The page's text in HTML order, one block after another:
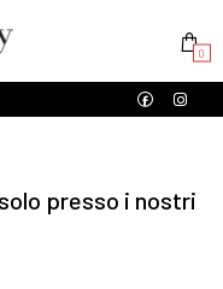
0
presso i nostri